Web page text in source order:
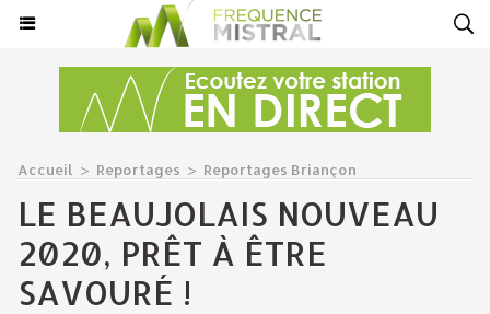
Accueil > Reportages > Reportages Briançon
LE BEAUJOLAIS NOUVEAU
2020, PRÊT À ÊTRE
SAVOURÉ !